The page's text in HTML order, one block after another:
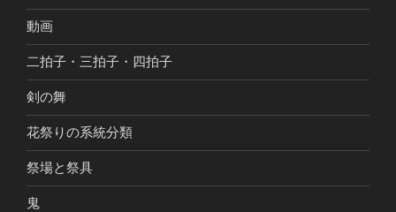
動画
二拍子・三拍子・四拍子
剣の舞
花祭りの系統分類
祭場と祭具
鬼